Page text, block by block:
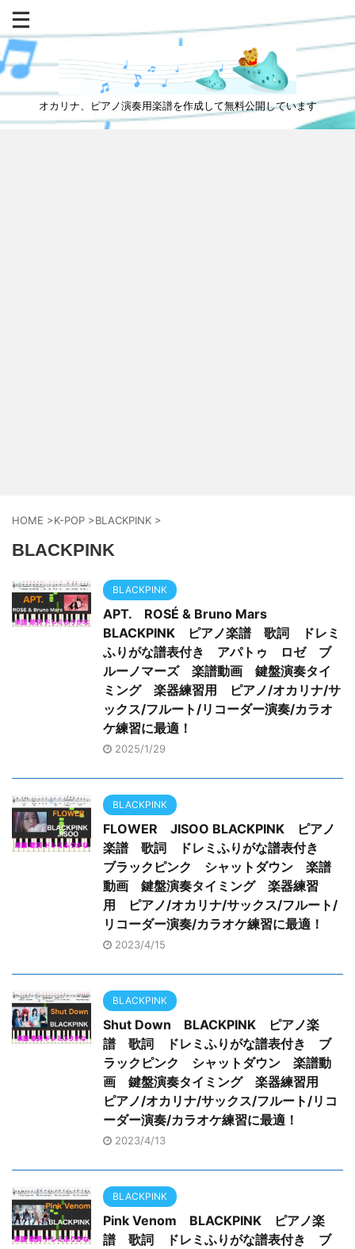
オカリナ、ピアノ演奏用楽譜を作成して無料公開しています
HOME >K-POP >BLACKPINK >
BLACKPINK
BLACKPINK
APT. ROSÉ & Bruno Mars
BLACKPINK ピアノ楽譜 歌詞 ドレミ
ふりがな譜表付き アパトゥ ロゼ ブ
ルーノマーズ 楽譜動画 鍵盤演奏タイ
ミング 楽器練習用 ピアノ/オカリナ/サ
ックス/フルート/リコーダー演奏/カラオ
ケ練習に最適！
2025/1/29
BLACKPINK
FLOWER JISOO BLACKPINK ピアノ
楽譜 歌詞 ドレミふりがな譜表付き
ブラックピンク シャットダウン 楽譜
動画 鍵盤演奏タイミング 楽器練習
用 ピアノ/オカリナ/サックス/フルート/
リコーダー演奏/カラオケ練習に最適！
2023/4/15
BLACKPINK
Shut Down BLACKPINK ピアノ楽
譜 歌詞 ドレミふりがな譜表付き ブ
ラックピンク シャットダウン 楽譜動
画 鍵盤演奏タイミング 楽器練習用
ピアノ/オカリナ/サックス/フルート/リコ
ーダー演奏/カラオケ練習に最適！
2023/4/13
BLACKPINK
Pink Venom BLACKPINK ピアノ楽
譜 歌詞 ドレミふりがな譜表付き ブ